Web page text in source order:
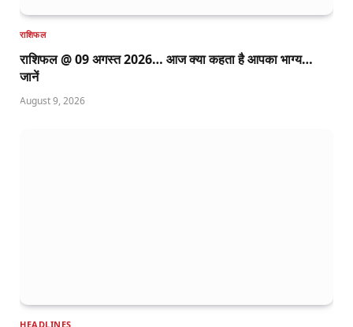
राशिफल
राशिफल @ 09 अगस्त 2026… आज क्या कहता है आपका भाग्य…
जानें
August 9, 2026
HEADLINES